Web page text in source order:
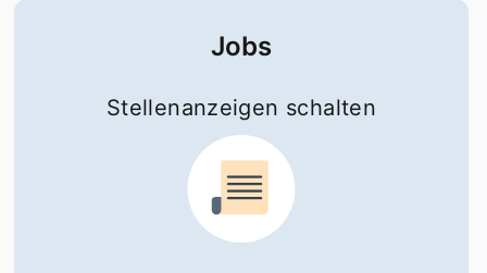
Jobs
Stellenanzeigen schalten